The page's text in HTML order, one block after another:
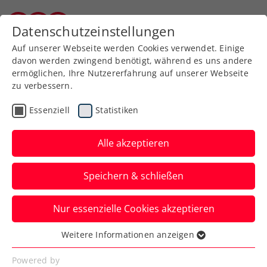
Zurück zur Newsübersicht
Turniere
ÖTV-
Seniorenmeisterschaften
locken mit ITN-
Meisterschaft, Buffet,
Grillnachmittag und
Startgeschenk
Den Seniorenspielerinnen und
Datenschutzeinstellungen
Auf unserer Webseite werden Cookies verwendet. Einige
davon werden zwingend benötigt, während es uns andere
ermöglichen, Ihre Nutzererfahrung auf unserer Webseite
zu verbessern.
Essenziell Statistiken
Alle akzeptieren
Speichern & schließen
Nur essenzielle Cookies akzeptieren
Essenziell
Essenzielle Cookies werden für grundlegende
Weitere Informationen anzeigen
Powered by